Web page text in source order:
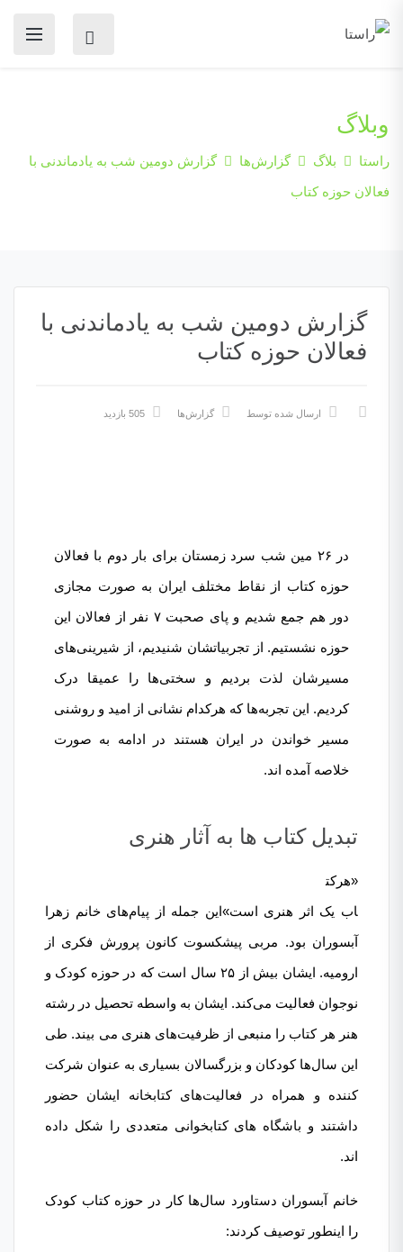
وبلاگ
راستا بلاگ گزارش‌ها
گزارش دومین شب به یادماندنی با
فعالان حوزه کتاب
گزارش دومین شب به یادماندنی با
فعالان حوزه کتاب
ارسال شده توسط گزارش‌ها
در ۲۶ مین شب سرد زمستان برای بار دوم با فعالان
حوزه کتاب از نقاط مختلف ایران به صورت مجازی
دور هم جمع شدیم و پای صحبت ۷ نفر از فعالان این
حوزه نشستیم. از تجربیاتشان شنیدیم، از شیرینی‌های
مسیرشان لذت بردیم و سختی‌ها را عمیقا درک
کردیم. این تجربه‌ها که هرکدام نشانی از امید و روشنی
مسیر خواندن در ایران هستند در ادامه به صورت
خلاصه آمده اند.
تبدیل کتاب ها به آثار هنری
«هرکت
اب یک اثر هنری است»این جمله از پیام‌های خانم زهرا
آبسوران بود. مربی پیشکسوت کانون پرورش فکری از
ارومیه. ایشان بیش از ۲۵ سال است که در حوزه کودک و
نوجوان فعالیت می‌کند. ایشان به واسطه تحصیل در رشته
هنر هر کتاب را منبعی از ظرفیت‌های هنری می بیند. طی
این سال‌ها کودکان و بزرگسالان بسیاری به عنوان شرکت
کننده و همراه در فعالیت‌های کتابخانه ایشان حضور
داشتند و باشگاه های کتابخوانی متعددی را شکل داده
اند.
خانم آبسوران دستاورد سال‌ها کار در حوزه کتاب کودک
را اینطور توصیف کردند: